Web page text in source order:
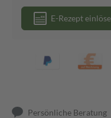
E-Rezept
Persönliche Beratung